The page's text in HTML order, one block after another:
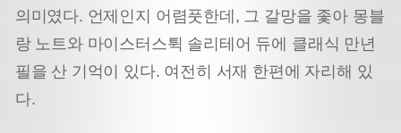
의미였다. 언제인지 어렴풋한데, 그 갈망을 좇아 몽블
랑 노트와 마이스터스튁 솔리테어 듀에 클래식 만년
필을 산 기억이 있다. 여전히 서재 한편에 자리해 있
다.